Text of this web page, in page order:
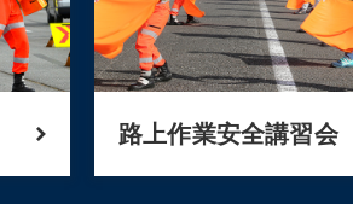
路上作業安全講習会